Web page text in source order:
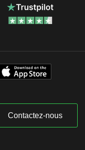
Contactez-nous